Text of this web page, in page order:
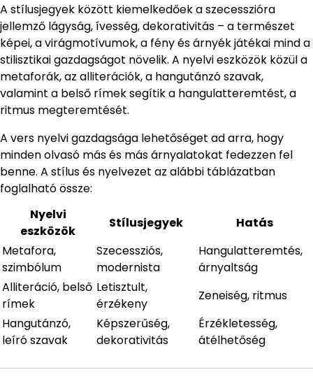
A stílusjegyek között kiemelkedőek a szecesszióra
jellemző lágyság, ívesség, dekorativitás – a természet
képei, a virágmotívumok, a fény és árnyék játékai mind a
stilisztikai gazdagságot növelik. A nyelvi eszközök közül a
metaforák, az alliterációk, a hangutánzó szavak,
valamint a belső rímek segítik a hangulatteremtést, a
ritmus megteremtését.
A vers nyelvi gazdagsága lehetőséget ad arra, hogy
minden olvasó más és más árnyalatokat fedezzen fel
benne. A stílus és nyelvezet az alábbi táblázatban
foglalható össze:
Nyelvi
eszközök
Stílusjegyek
Hatás
Metafora,
szimbólum
Szecessziós,
modernista
Hangulatteremtés,
árnyaltság
Alliteráció, belső
rímek
Letisztult,
érzékeny
Zeneiség, ritmus
Hangutánzó,
leíró szavak
Képszerűség,
dekorativitás
Érzékletesség,
átélhetőség